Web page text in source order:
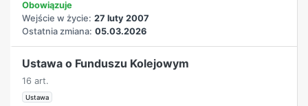
Obowiązuje
Wejście w życie: 27 luty 2007
Ostatnia zmiana: 05.03.2026
Ustawa o Funduszu Kolejowym
16 art.
Ustawa